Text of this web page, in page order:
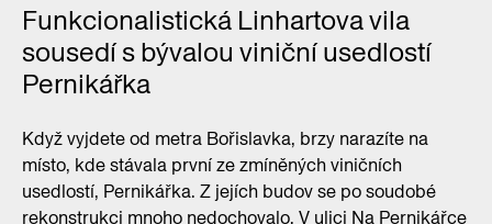
Funkcionalistická Linhartova vila
sousedí s bývalou viniční usedlostí
Pernikářka
Když vyjdete od metra Bořislavka, brzy narazíte na
místo, kde stávala první ze zmíněných viničních
usedlostí, Pernikářka. Z jejích budov se po soudobé
rekonstrukci mnoho nedochovalo. V ulici Na Pernikářce